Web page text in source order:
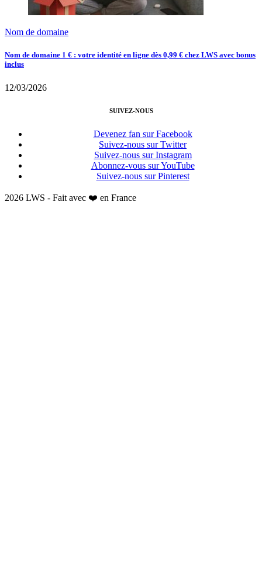
Nom de domaine
Nom de domaine 1 € : votre identité en ligne dès 0,99 € chez LWS avec bonus
inclus
12/03/2026
SUIVEZ-NOUS
Devenez fan sur Facebook
Suivez-nous sur Twitter
Suivez-nous sur Instagram
Abonnez-vous sur YouTube
Suivez-nous sur Pinterest
2026 LWS - Fait avec ❤️ en France